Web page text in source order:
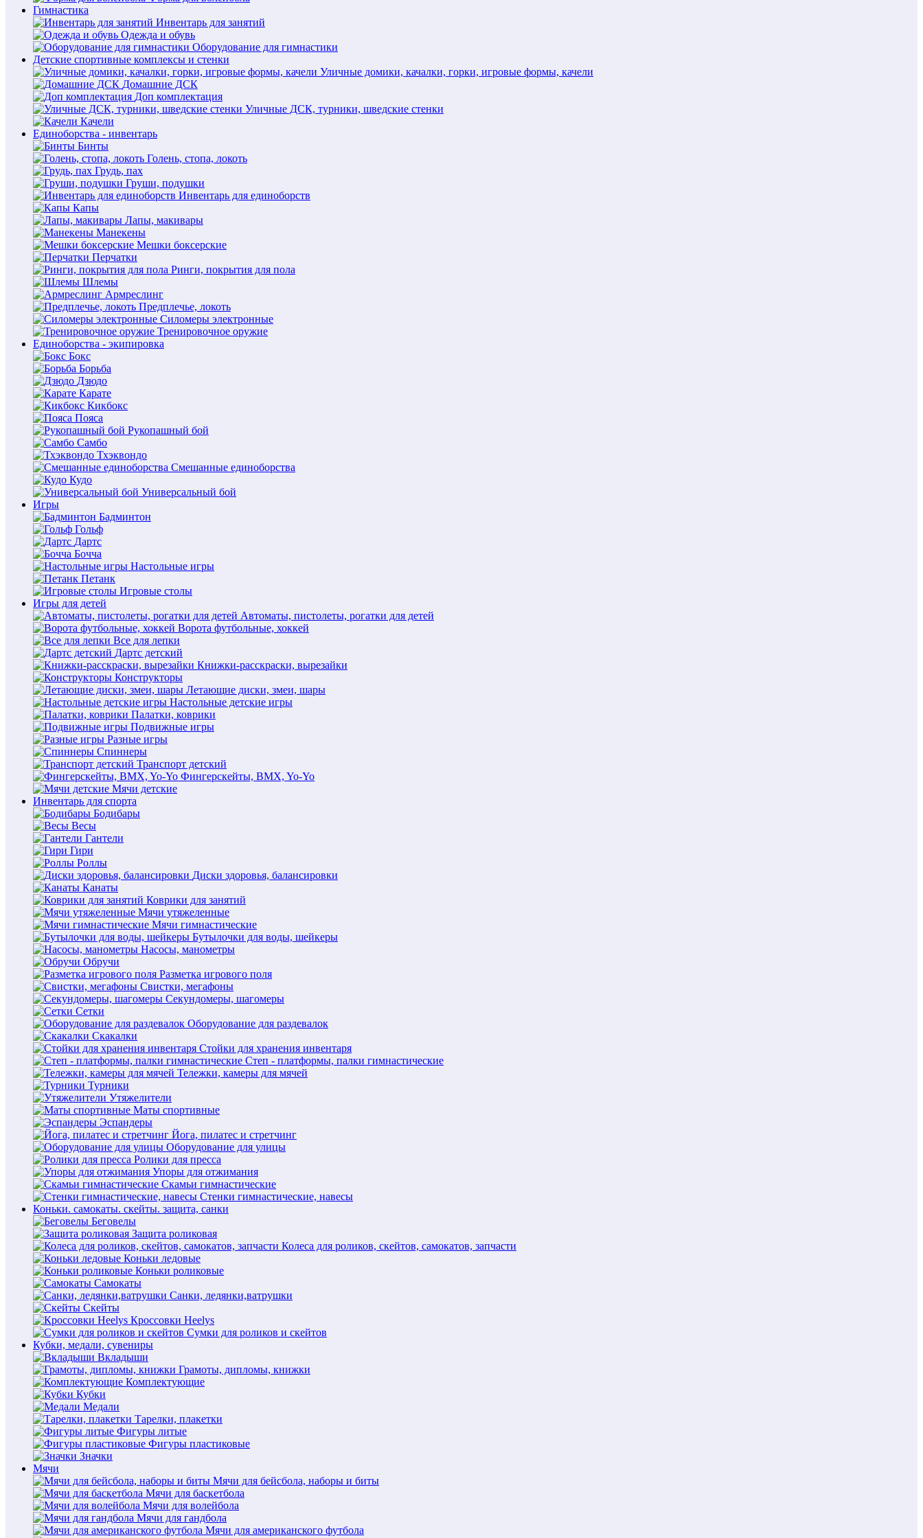
Гимнастика
Инвентарь для занятий
Одежда и обувь
Оборудование для гимнастики
Детские спортивные комплексы и стенки
Уличные домики, качалки, горки, игровые формы, качели
Домашние ДСК
Доп комплектация
Уличные ДСК, турники, шведские стенки
Качели
Единоборства - инвентарь
Бинты
Голень, стопа, локоть
Грудь, пах
Груши, подушки
Инвентарь для единоборств
Капы
Лапы, макивары
Манекены
Мешки боксерские
Перчатки
Ринги, покрытия для пола
Шлемы
Армреслинг
Предплечье, локоть
Силомеры электронные
Тренировочное оружие
Единоборства - экипировка
Бокс
Борьба
Дзюдо
Карате
Кикбокс
Пояса
Рукопашный бой
Самбо
Тхэквондо
Смешанные единоборства
Кудо
Универсальный бой
Игры
Бадминтон
Гольф
Дартс
Бочча
Настольные игры
Петанк
Игровые столы
Игры для детей
Автоматы, пистолеты, рогатки для детей
Ворота футбольные, хоккей
Все для лепки
Дартс детский
Книжки-расскраски, вырезайки
Конструкторы
Летающие диски, змеи, шары
Настольные детские игры
Палатки, коврики
Подвижные игры
Разные игры
Спиннеры
Транспорт детский
Фингерскейты, BMX, Yo-Yo
Мячи детские
Инвентарь для спорта
Бодибары
Весы
Гантели
Гири
Роллы
Диски здоровья, балансировки
Канаты
Коврики для занятий
Мячи утяжеленные
Мячи гимнастические
Бутылочки для воды, шейкеры
Насосы, манометры
Обручи
Разметка игрового поля
Свистки, мегафоны
Секундомеры, шагомеры
Сетки
Оборудование для раздевалок
Скакалки
Стойки для хранения инвентаря
Степ - платформы, палки гимнастические
Тележки, камеры для мячей
Турники
Утяжелители
Маты спортивные
Эспандеры
Йога, пилатес и стретчинг
Оборудование для улицы
Ролики для пресса
Упоры для отжимания
Скамьи гимнастические
Стенки гимнастические, навесы
Коньки. самокаты. скейты. защита, санки
Беговелы
Защита роликовая
Колеса для роликов, скейтов, самокатов, запчасти
Коньки ледовые
Коньки роликовые
Самокаты
Санки, ледянки,ватрушки
Скейты
Кроссовки Heelys
Сумки для роликов и скейтов
Кубки, медали, сувениры
Вкладыши
Грамоты, дипломы, книжки
Комплектующие
Кубки
Медали
Тарелки, плакетки
Фигуры литые
Фигуры пластиковые
Значки
Мячи
Мячи для бейсбола, наборы и биты
Мячи для баскетбола
Мячи для волейбола
Мячи для гандбола
Мячи для американского футбола